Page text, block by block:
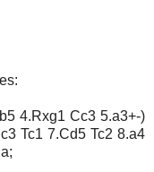
4.Rxg1 Cc3 5.a3+-)
Tc1 7.Cd5 Tc2 8.a4